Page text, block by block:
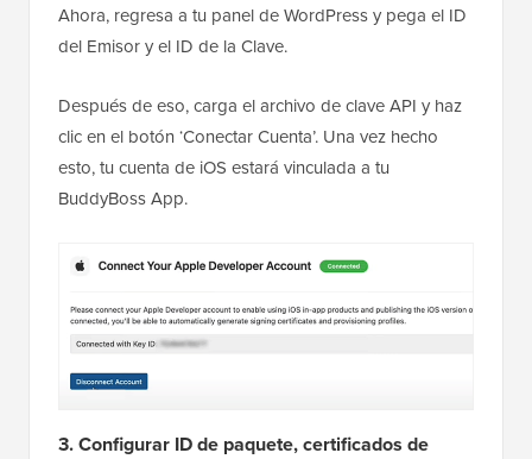
Ahora, regresa a tu panel de WordPress y pega el ID
del Emisor y el ID de la Clave.
Después de eso, carga el archivo de clave API y haz
clic en el botón ‘Conectar Cuenta’. Una vez hecho
esto, tu cuenta de iOS estará vinculada a tu
BuddyBoss App.
3. Configurar ID de paquete, certificados de